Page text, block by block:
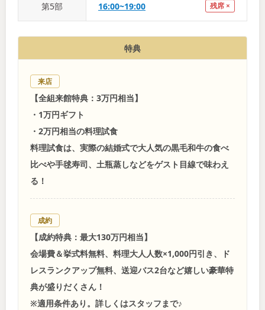
第5部 16:00~19:00 残席 ×
特典
来店
【全組来館特典：3万円相当】
・1万円ギフト
・2万円相当の料理試食
料理試食は、実際の結婚式で大人気の黒毛和牛の食べ
比べや手毬寿司、土瓶蒸しなどをゲスト目線で味わえ
る！
成約
【成約特典：最大130万円相当】
会場費＆挙式料無料、料理大人人数×1,000円引き、ド
レスランクアップ無料、送迎バス2台など嬉しい豪華特
典が盛りだくさん！
※適用条件あり。詳しくはスタッフまで♪